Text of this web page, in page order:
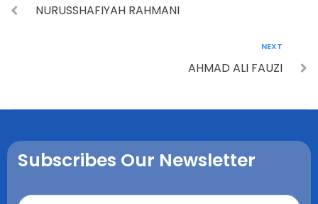
NURUSSHAFIYAH RAHMANI
NEXT
AHMAD ALI FAUZI
Subscribes Our Newsletter